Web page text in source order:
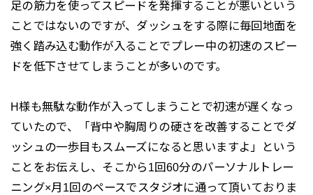
足の筋力を使ってスピードを発揮することが悪いという
ことではないのですが、ダッシュをする際に毎回地面を
強く踏み込む動作が入ることでプレー中の初速のスピー
ドを低下させてしまうことが多いのです。
H様も無駄な動作が入ってしまうことで初速が遅くなっ
ていたので、「背中や胸周りの硬さを改善することでダ
ッシュの一歩目もスムーズになると思いますよ」という
ことをお伝えし、そこから1回60分のパーソナルトレー
ニング×月1回のペースでスタジオに通って頂いておりま